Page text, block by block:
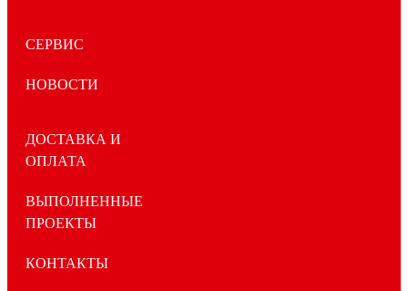
СЕРВИС
НОВОСТИ
ДОСТАВКА И
ОПЛАТА
ВЫПОЛНЕННЫЕ
ПРОЕКТЫ
КОНТАКТЫ